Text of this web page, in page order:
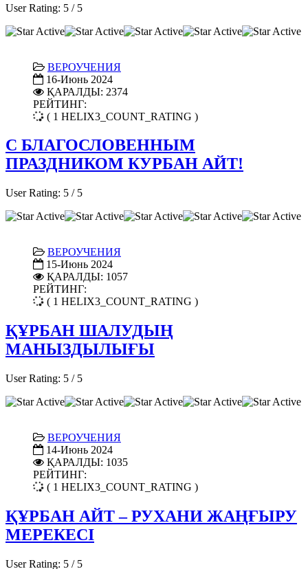
User Rating: 5 / 5
ВЕРОУЧЕНИЯ
16-Июнь 2024
ҚАРАЛДЫ: 2374
РЕЙТИНГ:
( 1 HELIX3_COUNT_RATING )
С БЛАГОСЛОВЕННЫМ
ПРАЗДНИКОМ КУРБАН АЙТ!
User Rating: 5 / 5
ВЕРОУЧЕНИЯ
15-Июнь 2024
ҚАРАЛДЫ: 1057
РЕЙТИНГ:
( 1 HELIX3_COUNT_RATING )
ҚҰРБАН ШАЛУДЫҢ
МАНЫЗДЫЛЫҒЫ
User Rating: 5 / 5
ВЕРОУЧЕНИЯ
14-Июнь 2024
ҚАРАЛДЫ: 1035
РЕЙТИНГ:
( 1 HELIX3_COUNT_RATING )
ҚҰРБАН АЙТ – РУХАНИ ЖАҢҒЫРУ
МЕРЕКЕСІ
User Rating: 5 / 5